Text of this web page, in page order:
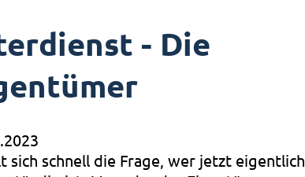
- Die
schnell die Frage, wer jetzt eigentlich